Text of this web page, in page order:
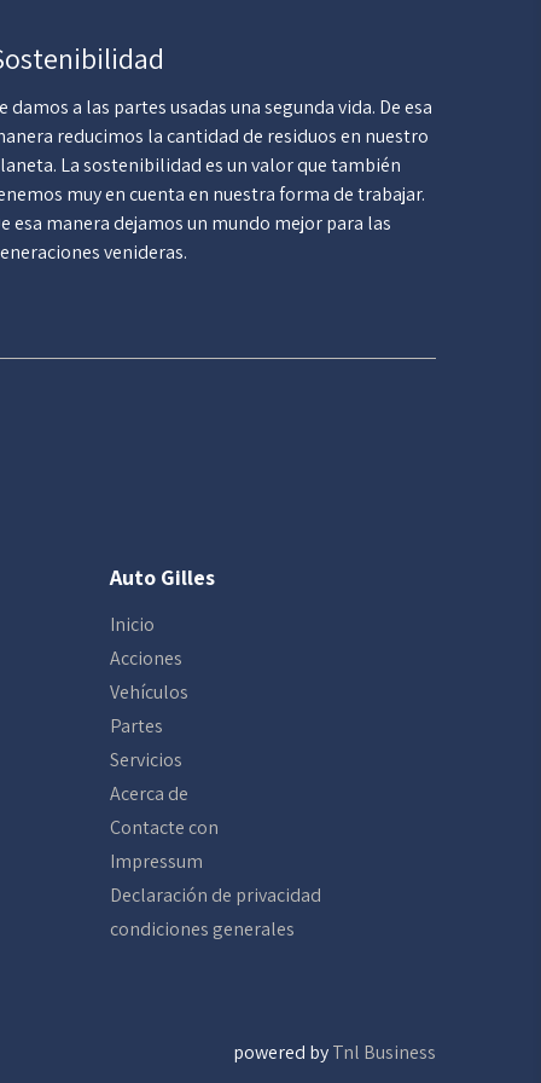
damos a las partes usadas una segunda vida. De esa
reducimos la cantidad de residuos en nuestro
La sostenibilidad es un valor que también
muy en cuenta en nuestra forma de trabajar.
esa manera dejamos un mundo mejor para las
venideras.
Auto Gilles
Inicio
Acciones
Vehículos
Partes
Servicios
Acerca de
Contacte con
Impressum
Declaración de privacidad
condiciones generales
powered byTnl Business